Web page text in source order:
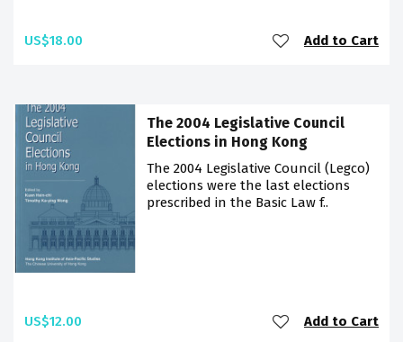
US$18.00 Add to Cart
The 2004 Legislative Council
Elections in Hong Kong
The 2004 Legislative Council (Legco)
elections were the last elections
prescribed in the Basic Law f..
US$12.00 Add to Cart